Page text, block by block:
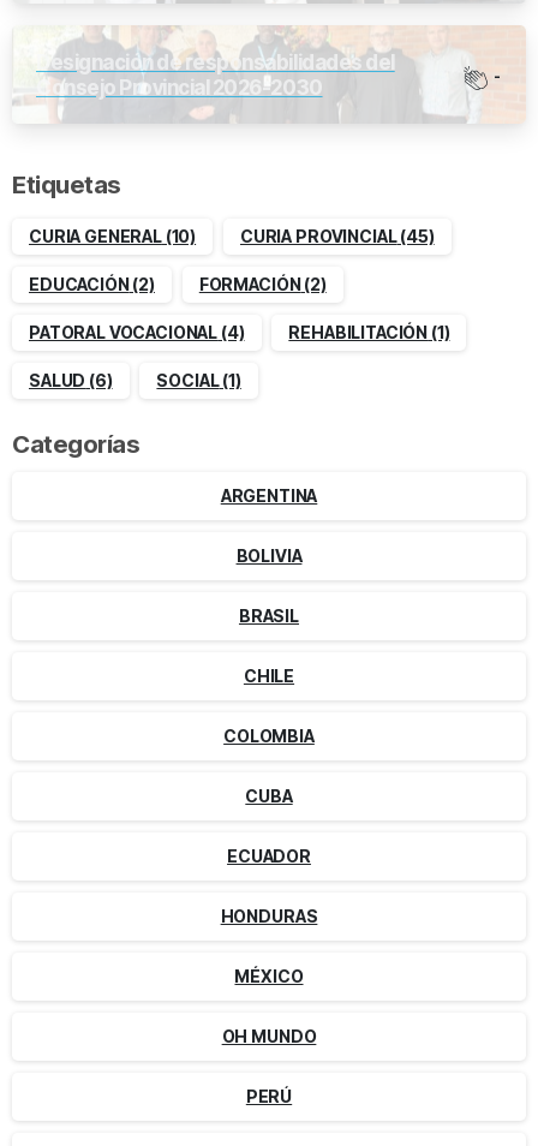
Designación de responsabilidades del
Consejo Provincial 2026-2030
-
Etiquetas
CURIA GENERAL(10) CURIA PROVINCIAL(45)
EDUCACIÓN(2) FORMACIÓN(2)
PATORAL VOCACIONAL (4) REHABILITACIÓN (1)
SALUD (6) SOCIAL(1)
Categorías
ARGENTINA
BOLIVIA
BRASIL
CHILE
COLOMBIA
CUBA
ECUADOR
HONDURAS
MÉXICO
OH MUNDO
PERÚ